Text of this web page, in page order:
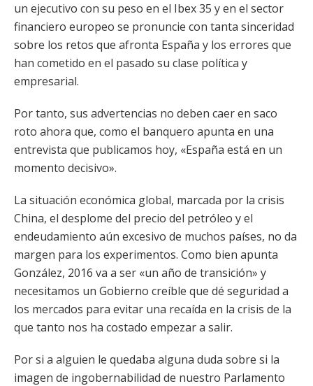
un ejecutivo con su peso en el Ibex 35 y en el sector
financiero europeo se pronuncie con tanta sinceridad
sobre los retos que afronta España y los errores que
han cometido en el pasado su clase política y
empresarial.
Por tanto, sus advertencias no deben caer en saco
roto ahora que, como el banquero apunta en una
entrevista que publicamos hoy, «España está en un
momento decisivo».
La situación económica global, marcada por la crisis
China, el desplome del precio del petróleo y el
endeudamiento aún excesivo de muchos países, no da
margen para los experimentos. Como bien apunta
González, 2016 va a ser «un año de transición» y
necesitamos un Gobierno creíble que dé seguridad a
los mercados para evitar una recaída en la crisis de la
que tanto nos ha costado empezar a salir.
Por si a alguien le quedaba alguna duda sobre si la
imagen de ingobernabilidad de nuestro Parlamento